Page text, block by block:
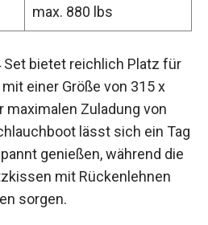
max. 880 lbs
Set bietet reichlich Platz für
einer Größe von 315 x
maximalen Zuladung von
lässt sich ein Tag
genießen, während die
mit Rückenlehnen
sorgen.